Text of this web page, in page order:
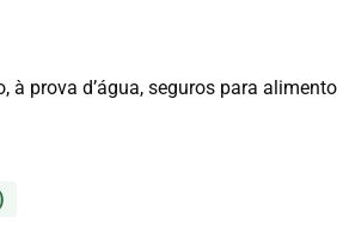
à prova d’água, seguros para